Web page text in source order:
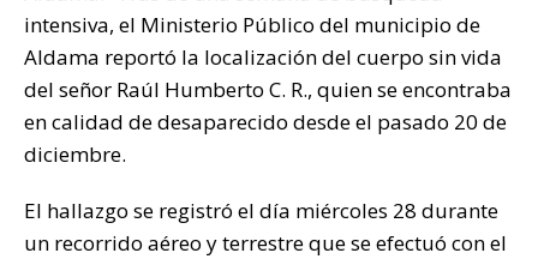
p
p
o
o
k
n
k
ti
r
intensiva, el Ministerio Público del municipio de
Aldama reportó la localización del cuerpo sin vida
del señor Raúl Humberto C. R., quien se encontraba
en calidad de desaparecido desde el pasado 20 de
diciembre.
El hallazgo se registró el día miércoles 28 durante
un recorrido aéreo y terrestre que se efectuó con el